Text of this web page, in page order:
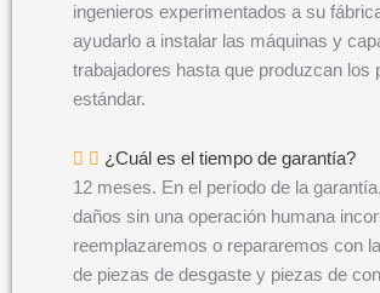
ingenieros experimentados a su
ayudarlo a instalar las máquinas y
trabajadores hasta que produzcan los
estándar.
¿Cuál es el tiempo de garantía?
12 meses. En el período de la
daños sin una operación humana
reemplazaremos o repararemos con
de piezas de desgaste y piezas de